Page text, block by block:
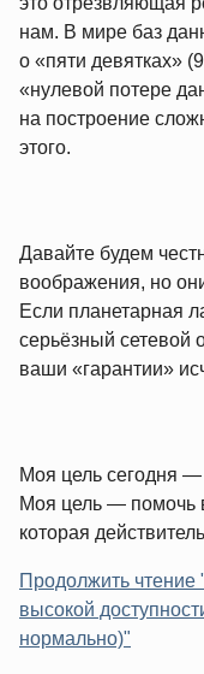
нам. В мире баз
о «пяти девятках»
«нулевой потере
на построение
этого.
Давайте будем
воображения, но
Если планетарная
серьёзный сетевой
ваши «гарантии»
Моя цель сегодня —
Моя цель — помочь
которая
Продолжить
высокой
нормально)"